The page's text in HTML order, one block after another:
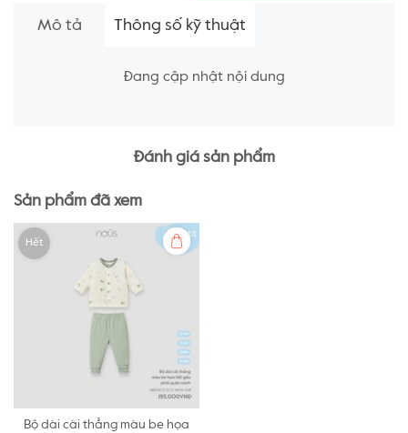
Mô tả Thông số kỹ thuật
Đang cập nhật nội dung
Đánh giá sản phẩm
Sản phẩm đã xem
Hết
Bộ dài cài thẳng màu be họa